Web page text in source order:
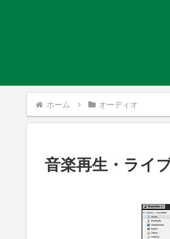
ホーム オーディオ
音楽再生・ライ